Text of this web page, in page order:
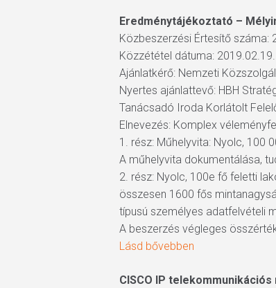
Eredménytájékoztató –
Közbeszerzési Értesítő száma:
Közzététel dátuma: 2019.02.19.
Ajánlatkérő: Nemzeti
Nyertes ajánlattevő: HBH
Tanácsadó Iroda Korlátolt
Elnevezés: Komplex
1. rész: Műhelyvita: Nyolc, 100
A műhelyvita dokumentálása,
2. rész: Nyolc, 100e fő feletti
összesen 1600 fős
típusú személyes adatfelvételi
A beszerzés végleges
Lásd bővebben
CISCO IP